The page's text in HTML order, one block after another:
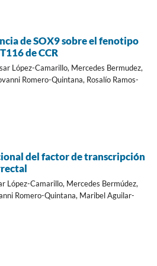
de SOX9 sobre el fenotipo
de CCR
López-Camarillo, Mercedes Bermudez,
Romero-Quintana, Rosalío Ramos-
del factor de transcripción
López-Camarillo, Mercedes Bermúdez,
Romero-Quintana, Maribel Aguilar-